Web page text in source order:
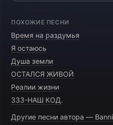
ПОХОЖИЕ ПЕСНИ
Время на раздумья
Я остаюсь
Душа земли
ОСТАЛСЯ ЖИВОЙ
Реалии жизни
333-НАШ КОД.
Другие песни автора —